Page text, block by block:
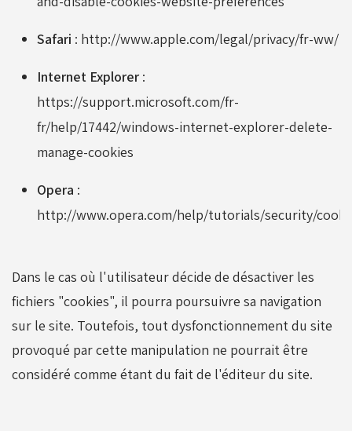
Safari : http://www.apple.com/legal/privacy/fr-ww/
Internet Explorer:
https://support.microsoft.com/fr-
fr/help/17442/windows-internet-explorer-delete-
manage-cookies
Opera :
http://www.opera.com/help/tutorials/security/
Dans le cas où l'utilisateur décide de désactiver les
fichiers "cookies", il pourra poursuivre sa navigation
sur le site. Toutefois, tout dysfonctionnement du site
provoqué par cette manipulation ne pourrait être
considéré comme étant du fait de l'éditeur du site.